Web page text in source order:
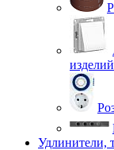
изделий
Удлинители,